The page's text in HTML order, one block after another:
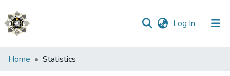
Log In (current)
Communities
Home Statistics